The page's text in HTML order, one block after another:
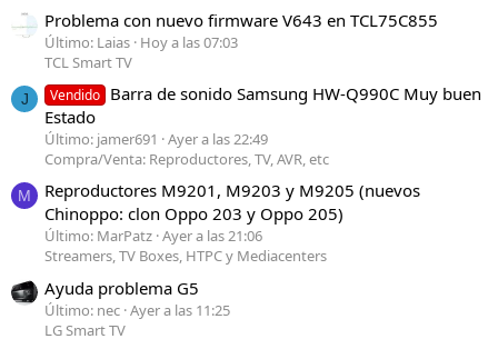
Problema con nuevo firmware V643 en TCL75C855
Último: Laias Hoy a las 07:03
TCL Smart TV
J Vendido Barra de sonido Samsung HW-Q990C Muy buen
Estado
Último: jamer691
Ayer a las 22:49
Compra/Venta: Reproductores, TV, AVR, etc
M
Reproductores M9201, M9203 y M9205 (nuevos
Chinoppo: clon Oppo 203 y Oppo 205)
Último: MarPatz Ayer a las 21:06
Streamers, TV Boxes, HTPC y Mediacenters
Ayuda problema G5
Último: nec Ayer a las 11:25
LG Smart TV